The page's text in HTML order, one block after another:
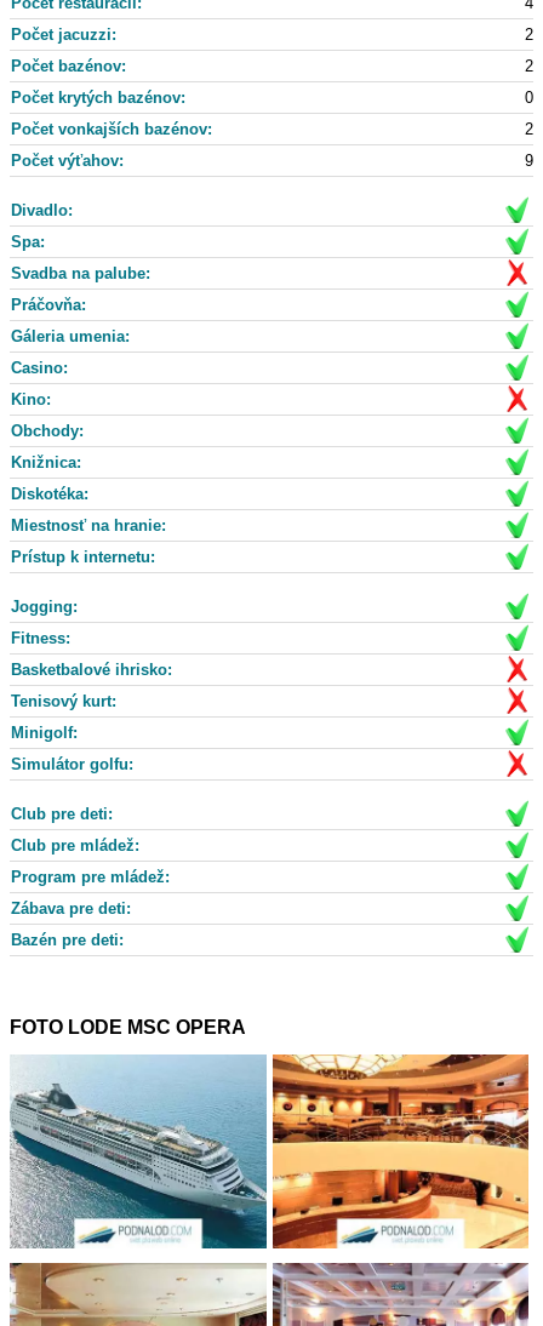
Počet jacuzzi:
2
Počet bazénov:
2
Počet krytých bazénov:
0
Počet vonkajších bazénov:
2
Počet výťahov:
9
Divadlo:
Spa:
Svadba na palube:
Práčovňa:
Gáleria umenia:
Casino:
Kino:
Obchody:
Knižnica:
Diskotéka:
Miestnosť na hranie:
Prístup k internetu:
Jogging:
Fitness:
Basketbalové ihrisko:
Tenisový kurt:
Minigolf:
Simulátor golfu:
Club pre deti:
Club pre mládež:
Program pre mládež:
Zábava pre deti:
Bazén pre deti:
FOTO LODE MSC OPERA